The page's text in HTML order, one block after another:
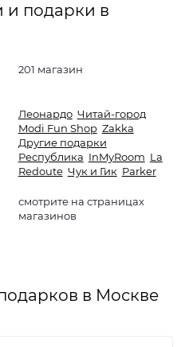
подарки в
201 магазин
Леонардо Читай-город
Modi Fun Shop Zakka
Другие подарки
Республика InMyRoom La
Redoute Чук и Гик Parker
смотрите на страницах
магазинов
в Москве